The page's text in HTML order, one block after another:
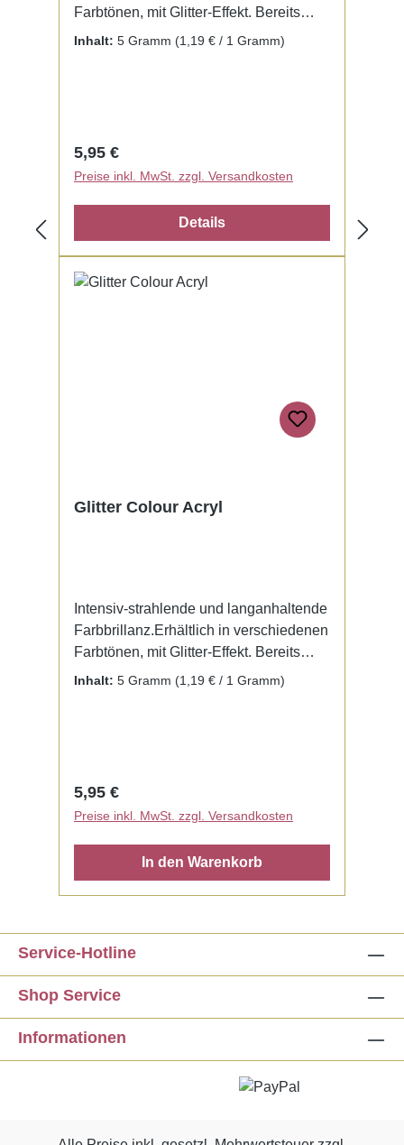
Farbtönen, mit Glitter-Effekt. Bereits
fertig zur Benutzung mit Liquid. Kein
Inhalt: 5 Gramm (1,19 € / 1 Gramm)
Regulärer Preis:
5,95 €
Preise inkl. MwSt. zzgl. Versandkosten
Details
Glitter Colour Acryl
Intensiv-strahlende und langanhaltende
Farbbrillanz.Erhältlich in verschiedenen
Farbtönen, mit Glitter-Effekt. Bereits
fertig zur Benutzung mit Liquid. Kein
Inhalt: 5 Gramm (1,19 € / 1 Gramm)
Regulärer Preis:
5,95 €
Preise inkl. MwSt. zzgl. Versandkosten
In den Warenkorb
Service-Hotline
Shop Service
Informationen